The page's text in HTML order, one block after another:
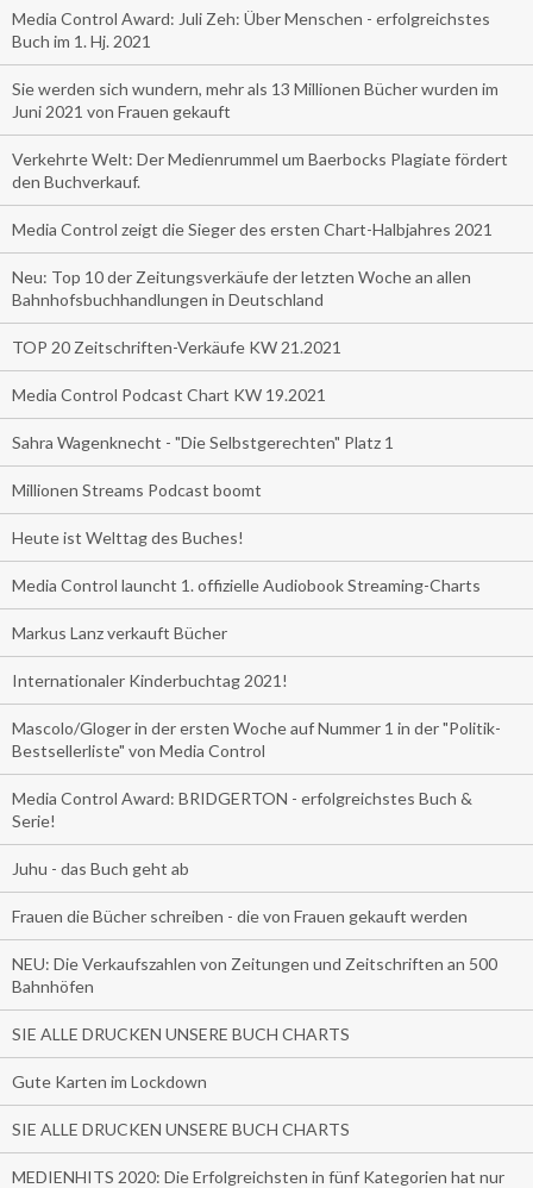
Media Control Award: Juli Zeh: Über Menschen - erfolgreichstes
Buch im 1. Hj. 2021
Sie werden sich wundern, mehr als 13 Millionen Bücher wurden im
Juni 2021 von Frauen gekauft
Verkehrte Welt: Der Medienrummel um Baerbocks Plagiate fördert
den Buchverkauf.
Media Control zeigt die Sieger des ersten Chart-Halbjahres 2021
Neu: Top 10 der Zeitungsverkäufe der letzten Woche an allen
Bahnhofsbuchhandlungen in Deutschland
TOP 20 Zeitschriften-Verkäufe KW 21.2021
Media Control Podcast Chart KW 19.2021
Sahra Wagenknecht - "Die Selbstgerechten" Platz 1
Millionen Streams Podcast boomt
Heute ist Welttag des Buches!
Media Control launcht 1. offizielle Audiobook Streaming-Charts
Markus Lanz verkauft Bücher
Internationaler Kinderbuchtag 2021!
Mascolo/Gloger in der ersten Woche auf Nummer 1 in der "Politik-
Bestsellerliste" von Media Control
Media Control Award: BRIDGERTON - erfolgreichstes Buch &
Serie!
Juhu - das Buch geht ab
Frauen die Bücher schreiben - die von Frauen gekauft werden
NEU: Die Verkaufszahlen von Zeitungen und Zeitschriften an 500
Bahnhöfen
SIE ALLE DRUCKEN UNSERE BUCH CHARTS
Gute Karten im Lockdown
SIE ALLE DRUCKEN UNSERE BUCH CHARTS
MEDIENHITS 2020: Die Erfolgreichsten in fünf Kategorien hat nur